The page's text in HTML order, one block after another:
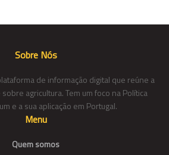
Sobre Nós
de informação digital que reúne a
agricultura. Tem um foco na Política
e a sua aplicação em Portugal.
Menu
Quem somos